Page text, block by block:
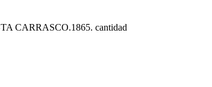
CARRASCO.1865. cantidad